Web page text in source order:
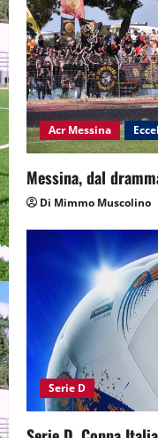
Acr Messina
Messina, dal
Di Mimmo Muscolino
Serie D